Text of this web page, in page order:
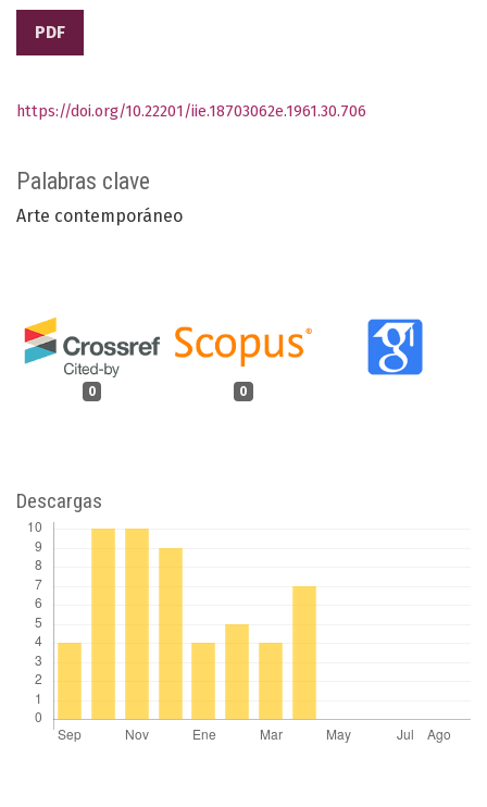
PDF
Palabras clave
Arte contemporáneo
0 0
https://doi.org/10.22201/iie.18703062e.1961.30.706
Descargas